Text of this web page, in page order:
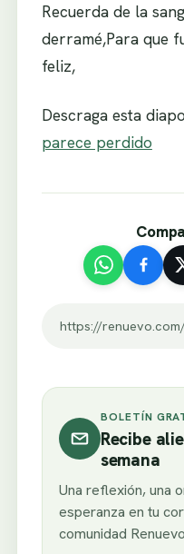
Recuerda de la
derramé,Para que
feliz,
Descraga esta
parece perdido
BOLETÍN
Recibe
semana
Una reflexión, una
esperanza en tu
comunidad